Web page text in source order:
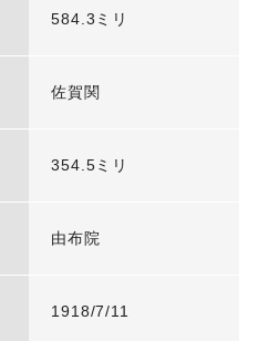
584.3ミリ
佐賀関
354.5ミリ
由布院
1918/7/11